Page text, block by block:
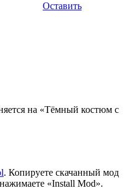
Оставить
на «Тёмный костюм с
. Копируете скачанный мод
«Install Mod».